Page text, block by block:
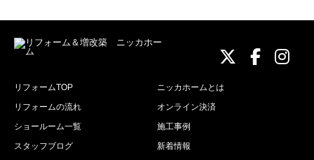
ニッカ
ニッニ
リフォームTOP
ニッカホームとは
リフォームの流れ
オンライン決済
ショールーム一覧
施工事例
スタッフブログ
新着情報